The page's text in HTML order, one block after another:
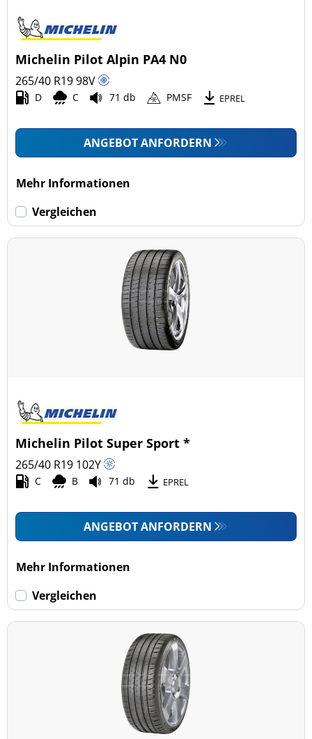
Michelin Pilot Alpin PA4 N0
265/40 R1998V
D C 71 db PMSF EPREL
ANGEBOT ANFORDERN
Mehr Informationen
Vergleichen
Michelin Pilot Super Sport *
265/40 R19 102Y
C B 71 db EPREL
ANGEBOT ANFORDERN
Mehr Informationen
Vergleichen